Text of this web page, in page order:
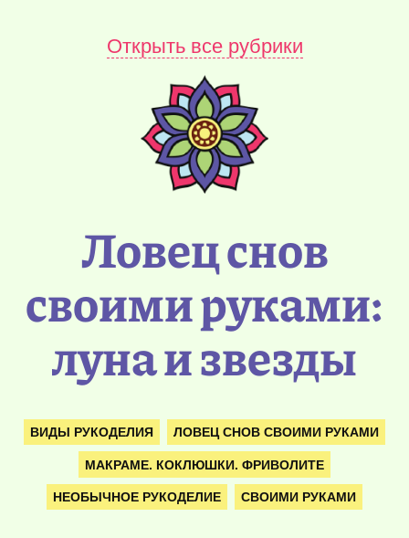
Открыть все рубрики
Ловец снов
своими руками:
луна и звезды
ВИДЫ РУКОДЕЛИЯ ЛОВЕЦ СНОВ СВОИМИ РУКАМИ
МАКРАМЕ. КОКЛЮШКИ. ФРИВОЛИТЕ
НЕОБЫЧНОЕ РУКОДЕЛИЕ СВОИМИ РУКАМИ